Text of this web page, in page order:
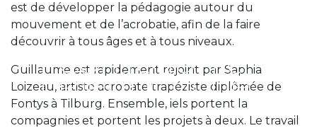
est de développer la pédagogie autour du
mouvement et de l’acrobatie, afin de la faire
découvrir à tous âges et à tous niveaux.
Guillaume est rapidement rejoint par Saphia
Loizeau, artiste acrobate trapéziste diplômée de
Fontys à Tilburg. Ensemble, iels portent la
compagnies et portent les projets à deux. Le travail
Compagnie
Piedbouche